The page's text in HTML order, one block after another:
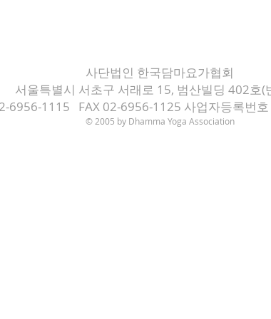
사단법인 한국담마요가협회
서울특별시 서초구 서래로 15, 범산빌딩 402호(
6956-1115 FAX 02-6956-1125 사업자등록번
© 2005 by Dhamma Yoga Association